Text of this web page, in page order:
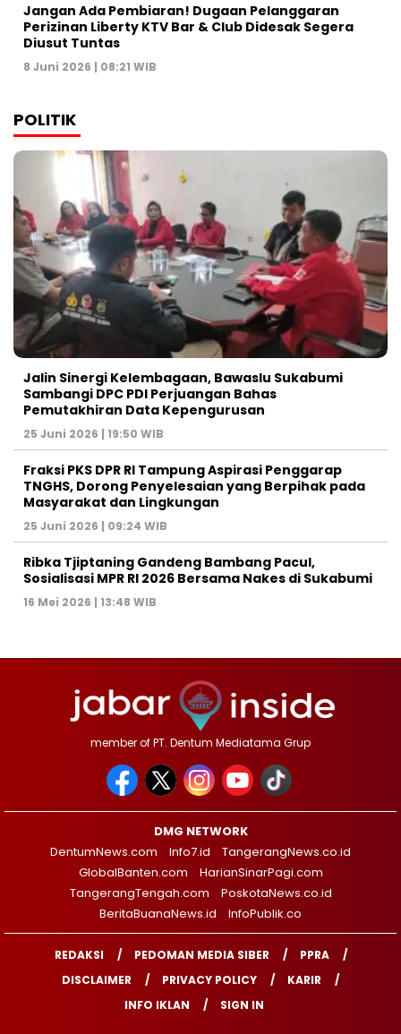
Jangan Ada Pembiaran! Dugaan Pelanggaran
Perizinan Liberty KTV Bar & Club Didesak Segera
Diusut Tuntas
8 Juni 2026 | 08:21 WIB
POLITIK
Jalin Sinergi Kelembagaan, Bawaslu Sukabumi
Sambangi DPC PDI Perjuangan Bahas
Pemutakhiran Data Kepengurusan
25 Juni 2026 | 19:50 WIB
‎Fraksi PKS DPR RI Tampung Aspirasi Penggarap
TNGHS, Dorong Penyelesaian yang Berpihak pada
Masyarakat dan Lingkungan‎
25 Juni 2026 | 09:24 WIB
Ribka Tjiptaning Gandeng Bambang Pacul,
Sosialisasi MPR RI 2026 Bersama Nakes di Sukabumi
16 Mei 2026 | 13:48 WIB
member of PT. Dentum Mediatama Grup
DMG NETWORK
DentumNews.com
Info7.id
TangerangNews.co.id
GlobalBanten.com
HarianSinarPagi.com
TangerangTengah.com
PoskotaNews.co.id
BeritaBuanaNews.id
InfoPublik.co
REDAKSI PEDOMAN MEDIA SIBER
PPRA
DISCLAIMER
PRIVACY POLICY
KARIR
INFO IKLAN
SIGN IN